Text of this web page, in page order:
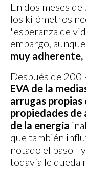
En dos meses
los kilómetros
"esperanza de
embargo, aunque
muy adherente,
Después de 200
EVA de la
arrugas propias
propiedades
de la energía
que también
notado el paso
todavía le queda